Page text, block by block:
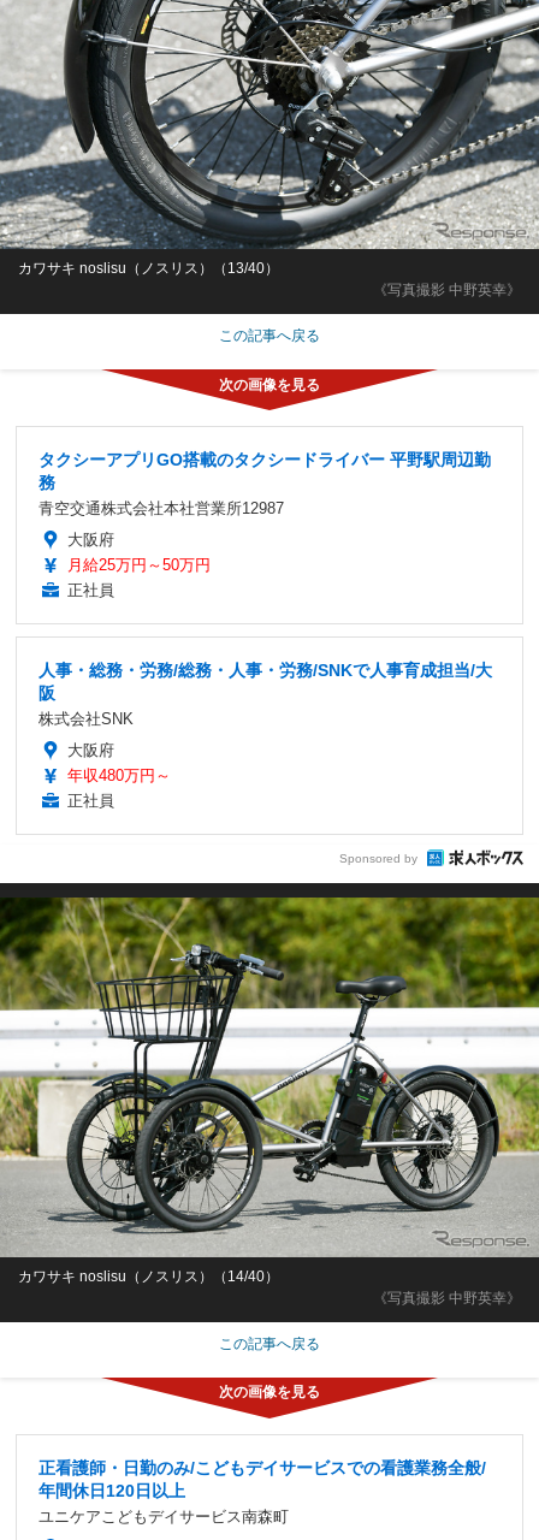
《写真撮影 中野英幸》
カワサキ noslisu（ノスリス）（13/40）
この記事へ戻る
タクシーアプリGO搭載のタクシードライバー 平野駅周辺勤
務
青空交通株式会社本社営業所12987
大阪府
月給25万円～50万円
正社員
人事・総務・労務/総務・人事・労務/SNKで人事育成担当/大
阪
株式会社SNK
大阪府
年収480万円～
正社員
Sponsored by
《写真撮影 中野英幸》
カワサキ noslisu（ノスリス）（14/40）
この記事へ戻る
正看護師・日勤のみ/こどもデイサービスでの看護業務全般/
年間休日120日以上
ユニケアこどもデイサービス南森町